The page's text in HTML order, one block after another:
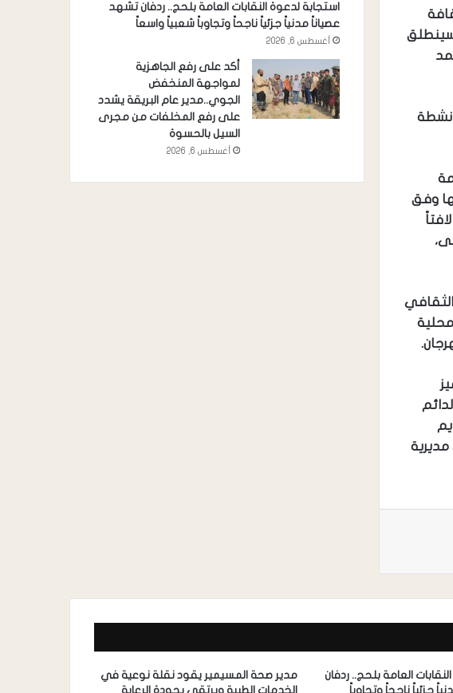
سينطلق
وفق
استجابة لدعوة النقابات العامة بلحج.. ردفان تشهد
عصياناً مدنياً جزئياً ناجحاً وتجاوباً شعبياً واسعاً
أغسطس 6, 2026
أكد على رفع الجاهزية
لمواجهة المنخفض
الجوي..مدير عام البريقة يشدد
على رفع المخلفات من مجرى
السيل بالحسوة
أغسطس 6, 2026
العامة بلحج.. ردفان
جزئياً ناجحاً وتجاوباً
مدير صحة المسيمير يقود نقلة نوعية في
الخدمات الطبية ويرتقي بجودة الرعاية